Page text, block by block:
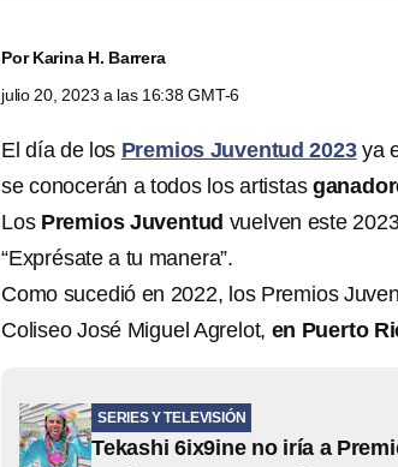
PorKarina H. Barrera
julio 20, 2023 a las 16:38 GMT-6
El día de los Premios Juventud 2023ya
se conocerán a todos los artistas
Los Premios Juventud vuelven este
“Exprésate a tu manera”.
Como sucedió en 2022, los Premios
Coliseo José Miguel Agrelot, en Puerto
SERIES Y TELEVISIÓN
Tekashi 6ix9ine no iría a